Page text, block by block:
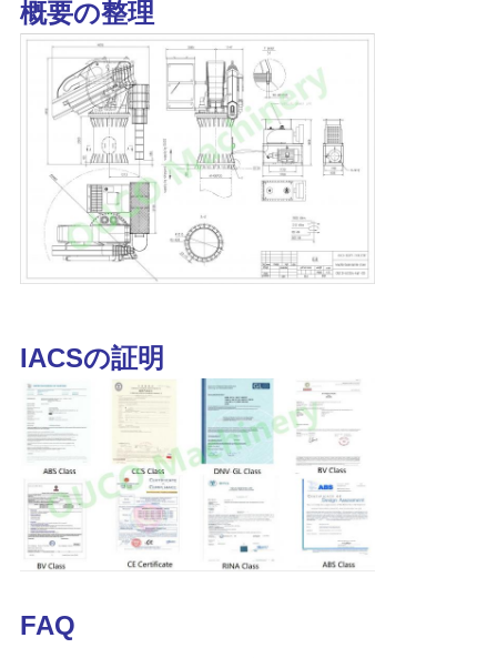
概要の整理
IACSの証明
FAQ